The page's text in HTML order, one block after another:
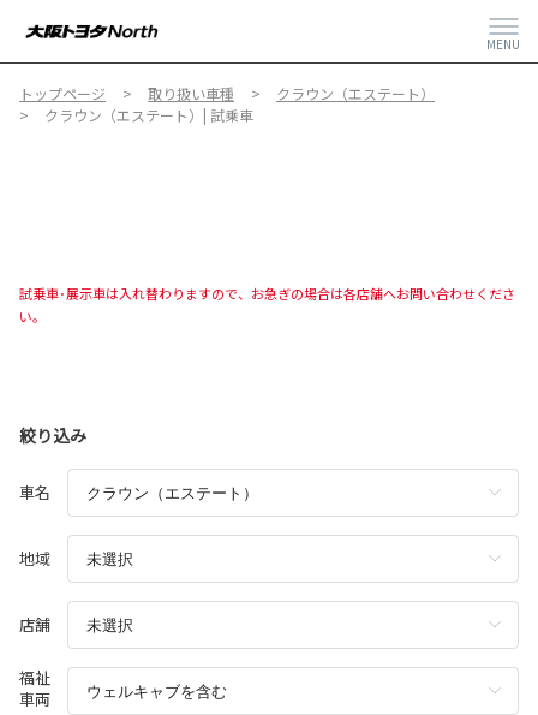
MENU
トップページ 取り扱い車種
クラウン（エステート）
クラウン（エステート）| 試乗車
試乗車･展示車は入れ替わりますので、お急ぎの場合は各店舗へお問い合わせくださ
い。
絞り込み
車名
地域
店舗
福祉
車両